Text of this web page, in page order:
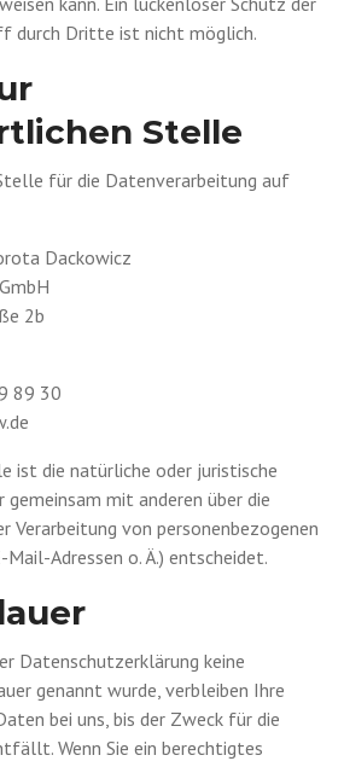
durch Dritte ist nicht möglich.
Stelle
für die Datenverarbeitung auf
Dackowicz
2b
89 30
ist die natürliche oder juristische
gemeinsam mit anderen über die
Verarbeitung von personenbezogenen
Mail-Adressen o. Ä.) entscheidet.
Datenschutzerklärung keine
genannt wurde, verbleiben Ihre
bei uns, bis der Zweck für die
Wenn Sie ein berechtigtes